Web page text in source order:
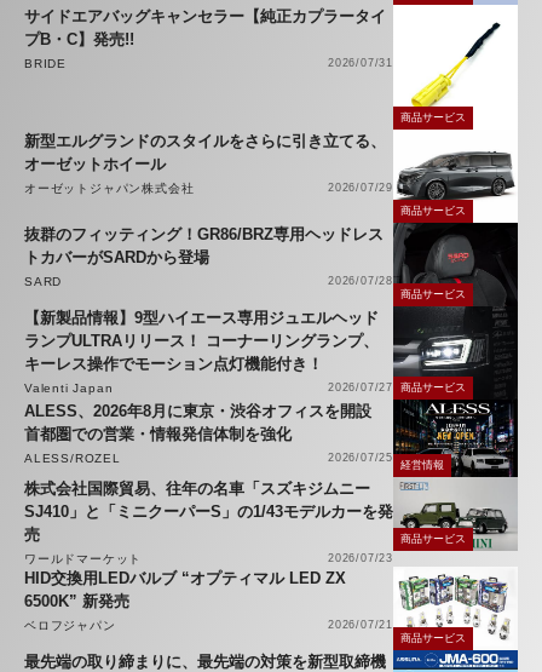
サイドエアバッグキャンセラー【純正カプラータイ
プB・C】発売!!
BRIDE 2026/07/31
商品サービス
新型エルグランドのスタイルをさらに引き立てる、
オーゼットホイール
オーゼットジャパン株式会社
2026/07/29
商品サービス
抜群のフィッティング！GR86/BRZ専用ヘッドレス
トカバーがSARDから登場
SARD
2026/07/28
商品サービス
【新製品情報】9型ハイエース専用ジュエルヘッド
ランプULTRAリリース！ コーナーリングランプ、
キーレス操作でモーション点灯機能付き！
Valenti Japan 2026/07/27 商品サービス
ALESS、2026年8月に東京・渋谷オフィスを開設
首都圏での営業・情報発信体制を強化
ALESS/ROZEL 2026/07/25
経営情報
株式会社国際貿易、往年の名車「スズキジムニー
SJ410」と「ミニクーパーS」の1/43モデルカーを発
売
ワールドマーケット 2026/07/23
商品サービス
HID交換用LEDバルブ “オプティマル LED ZX
6500K” 新発売
ベロフジャパン
2026/07/21
商品サービス
最先端の取り締まりに、最先端の対策を新型取締機